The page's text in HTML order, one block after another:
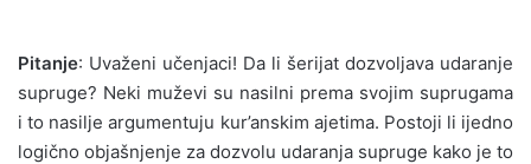
Pitanje: Uvaženi učenjaci! Da li šerijat dozvoljava udaranje
supruge? Neki muževi su nasilni prema svojim suprugama
i to nasilje argumentuju kur’anskim ajetima. Postoji li ijedno
logično objašnjenje za dozvolu udaranja supruge kako je to